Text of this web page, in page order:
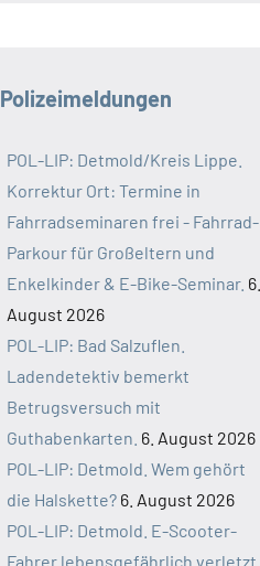
Polizeimeldungen
POL-LIP: Detmold/Kreis Lippe.
Korrektur Ort: Termine in
Fahrradseminaren frei - Fahrrad-
Parkour für Großeltern und
Enkelkinder & E-Bike-Seminar. 6.
August 2026
POL-LIP: Bad Salzuflen.
Ladendetektiv bemerkt
Betrugsversuch mit
Guthabenkarten. 6. August 2026
POL-LIP: Detmold. Wem gehört
die Halskette? 6. August 2026
POL-LIP: Detmold. E-Scooter-
Fahrer lebensgefährlich verletzt